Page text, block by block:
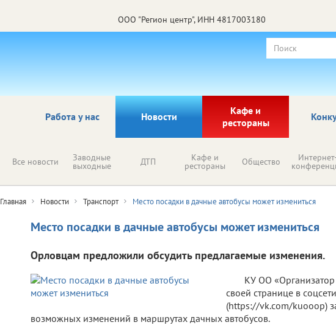
ООО "Регион центр", ИНН 4817003180
Работа у нас Новости
Кафе и
рестораны
Все новости Заводные
выходные ДТП Кафе и
рестораны Общество
Главная Новости Транспорт Место посадки в дачные автобусы может измениться
Место посадки в дачные автобусы может измениться
Орловцам предложили обсудить предлагаемые изменения.
КУ ОО
своей странице в
(https://vk.com/kuooop)
возможных изменений в маршрутах дачных автобусов.